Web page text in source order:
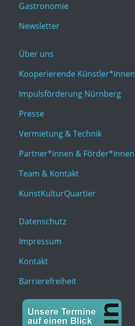
Gastronomie
Newsletter
Über uns
Kooperierende Künstler*innen
Impulsförderung Nürnberg
Presse
Vermietung & Technik
Partner*innen & Förder*innen
Team & Kontakt
KunstKulturQuartier
Datenschutz
Impressum
Kontakt
Barrierefreiheit